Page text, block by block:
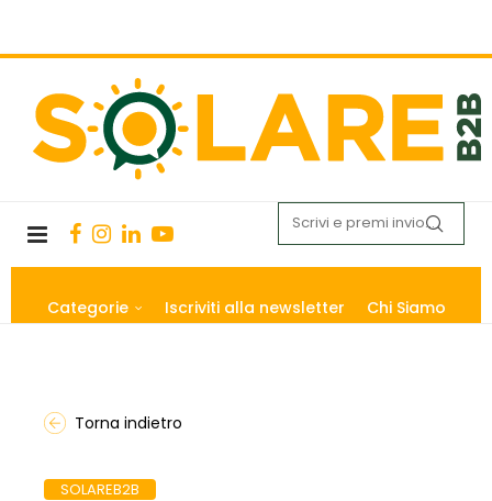
Categorie Iscriviti alla newsletter Chi Siamo
Torna indietro
SOLAREB2B